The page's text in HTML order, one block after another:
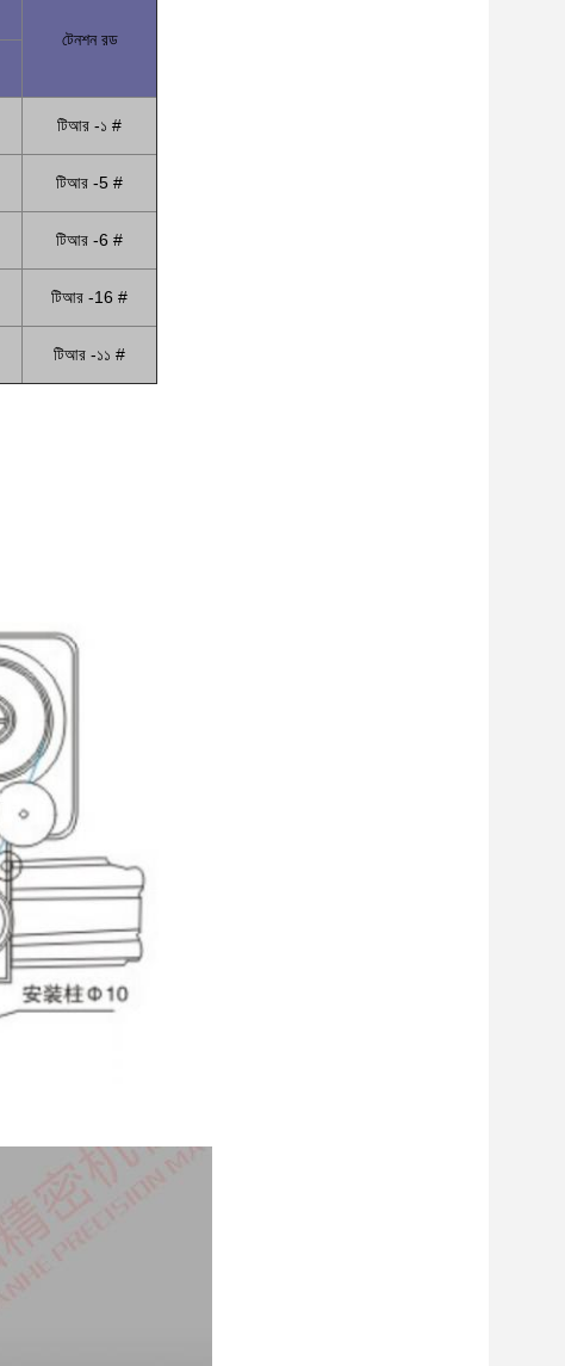
টেনশন রড
টিআর -১ #
টিআর -5 #
টিআর -6 #
টিআর -16 #
টিআর -১১ #